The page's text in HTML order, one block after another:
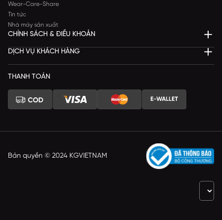
Wear-Care-Share
Tin tức
Nhà máy sản xuất
CHÍNH SÁCH & ĐIỀU KHOẢN
DỊCH VỤ KHÁCH HÀNG
THANH TOÁN
Bản quyền © 2024 KGVIETNAM